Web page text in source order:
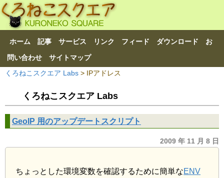
ホーム 記事 サービス リンク フィード ダウンロード お
問い合わせ サイトマップ
くろねこスクエア Labs > IPアドレス
くろねこスクエア Labs
GeoIP 用のアップデートスクリプト
2009 年 11 月 8 日
ちょっとした環境変数を確認するために簡単なENV